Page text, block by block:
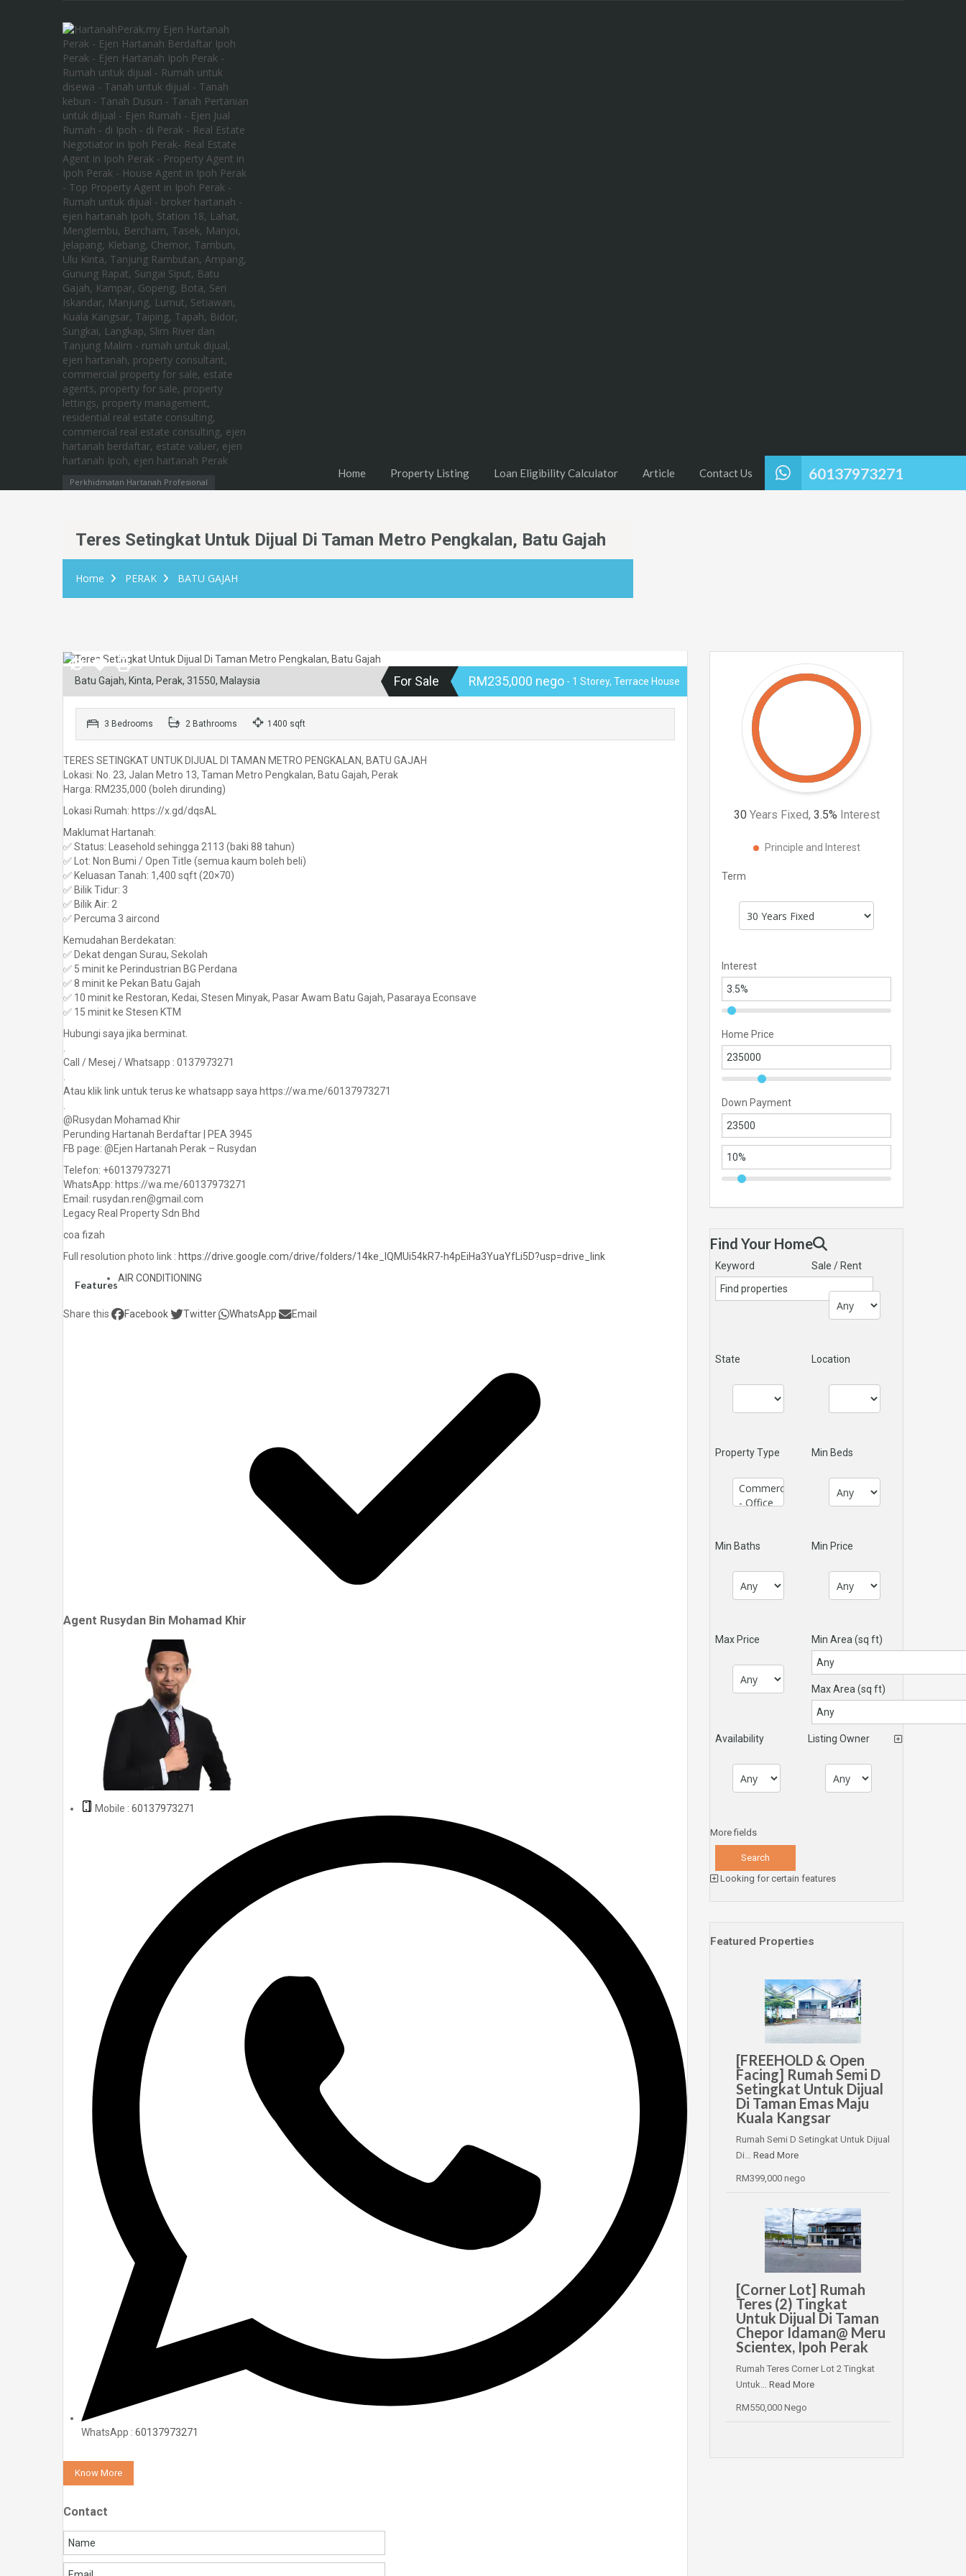
Perkhidmatan Hartanah Profesional 60137973271
Home Property Listing Loan Eligibility Calculator Article Contact Us
Teres Setingkat Untuk Dijual Di Taman Metro Pengkalan, Batu Gajah
Home PERAK BATU GAJAH
Batu Gajah, Kinta, Perak, 31550, Malaysia For Sale RM235,000 nego - 1 Storey, Terrace House
3 Bedrooms 2 Bathrooms 1400 sqft
TERES SETINGKAT UNTUK DIJUAL DI TAMAN METRO PENGKALAN, BATU GAJAH
Lokasi: No. 23, Jalan Metro 13, Taman Metro Pengkalan, Batu Gajah, Perak
Harga: RM235,000 (boleh dirunding)
Lokasi Rumah: https://x.gd/dqsAL
Maklumat Hartanah:
✅ Status: Leasehold sehingga 2113 (baki 88 tahun)
✅ Lot: Non Bumi / Open Title (semua kaum boleh beli)
✅ Keluasan Tanah: 1,400 sqft (20×70)
✅ Bilik Tidur: 3
✅ Bilik Air: 2
✅ Percuma 3 aircond
Kemudahan Berdekatan:
✅ Dekat dengan Surau, Sekolah
✅ 5 minit ke Perindustrian BG Perdana
✅ 8 minit ke Pekan Batu Gajah
✅ 10 minit ke Restoran, Kedai, Stesen Minyak, Pasar Awam Batu Gajah, Pasaraya Econsave
✅ 15 minit ke Stesen KTM
Hubungi saya jika berminat.
.
Call / Mesej / Whatsapp : 0137973271
.
Atau klik link untuk terus ke whatsapp saya https://wa.me/60137973271
.
@Rusydan Mohamad Khir
Perunding Hartanah Berdaftar | PEA 3945
FB page: @Ejen Hartanah Perak – Rusydan
Telefon: +60137973271
WhatsApp: https://wa.me/60137973271
Email: rusydan.ren@gmail.com
Legacy Real Property Sdn Bhd
coa fizah
Full resolution photo link : https://drive.google.com/drive/folders/14ke_lQMUi54kR7-h4pEiHa3YuaYfLi5D?usp=drive_link
Features
AIR CONDITIONING
Share this Facebook Twitter WhatsApp Email
Agent Rusydan Bin Mohamad Khir
Mobile : 60137973271
WhatsApp : 60137973271
Know More
Contact
30 Years Fixed, 3.5% Interest
Principle and Interest
Term
Interest
Home Price
Down Payment
Find Your Home
Keyword Sale / Rent
State Location
Property Type Min Beds
Min Baths Min Price
Max Price Min Area (sq ft)
Max Area (sq ft)
Availability Listing Owner
More fields
Looking for certain features
Featured Properties
[FREEHOLD & Open
Facing] Rumah Semi D
Setingkat Untuk Dijual
Di Taman Emas Maju
Kuala Kangsar
Rumah Semi D Setingkat Untuk Dijual
Di… Read More
RM399,000 nego
[Corner Lot] Rumah
Teres (2) Tingkat
Untuk Dijual Di Taman
Chepor Idaman@ Meru
Scientex, Ipoh Perak
Rumah Teres Corner Lot 2 Tingkat
Untuk… Read More
RM550,000 Nego